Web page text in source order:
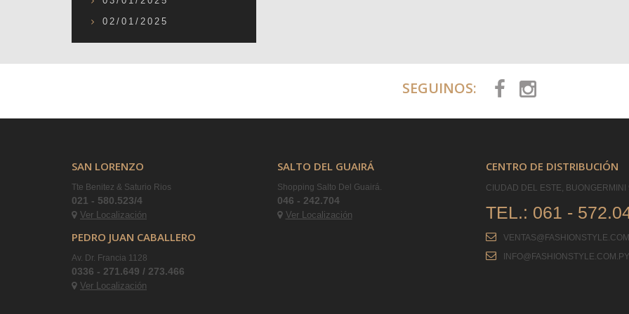
02/01/2025
SEGUINOS:
SAN LORENZO
Tte Benitez & Saturio Rios
021 - 580.523/4
Ver Localización
PEDRO JUAN CABALLERO
Av. Dr. Francia 1128
0336 - 271.649 / 273.466
Ver Localización
SALTO DEL GUAIRÁ
Shopping Salto Del Guairá.
046 - 242.704
Ver Localización
CENTRO DE DISTRIBUCIÓN
CIUDAD DEL ESTE, BUONGERMINI
TEL.: 061 -
INFO@FASHIONSTYLE.COM.PY